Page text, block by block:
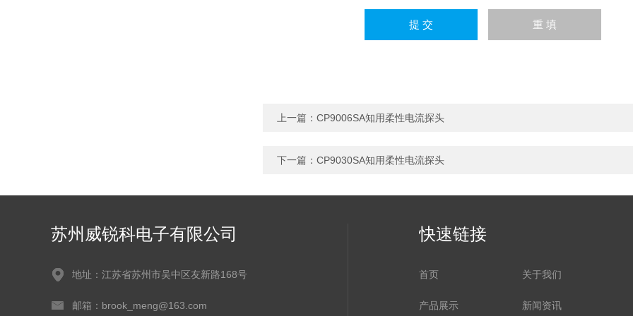
上一篇： CP9006SA知用柔性电流探头
下一篇： CP9030SA知用柔性电流探头
苏州威锐科电子有限公司
地址：江苏省苏州市吴中区友新路168号
邮箱：brook_meng@163.com
快速链接
首页 关于我们
产品展示 新闻资讯